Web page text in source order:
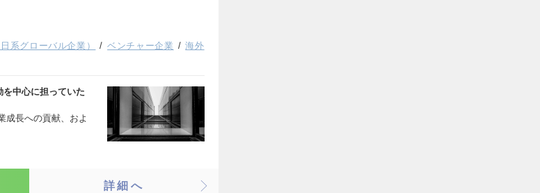
系グローバル企業） ベンチャー企業
海外
中心に担っていた
成長への貢献、およ
詳細へ